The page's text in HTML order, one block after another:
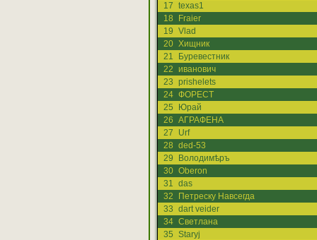
17 texas1
18
Fraier
19 Vlad
20 Хищник
21
Буревестник
22 иванович
23 prishelets
24 ФОРЕСТ
25
Юрай
26 АГРАФЕНА
27
Urf
28 ded-53
29
Володимѣръ
30 Oberon
31 das
32
Петреску Навсегда
33 dart veider
34 Светлана
35 Staryj